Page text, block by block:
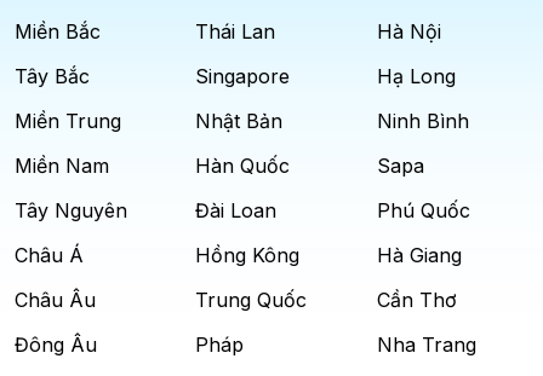
Miền Bắc
Tây Bắc
Miền Trung
Miền Nam
Tây Nguyên
Châu Á
Châu Âu
Đông Âu
Thái Lan
Singapore
Nhật Bản
Hàn Quốc
Đài Loan
Hồng Kông
Trung Quốc
Pháp
Hà Nội
Hạ Long
Ninh Bình
Sapa
Phú Quốc
Hà Giang
Cần Thơ
Nha Trang